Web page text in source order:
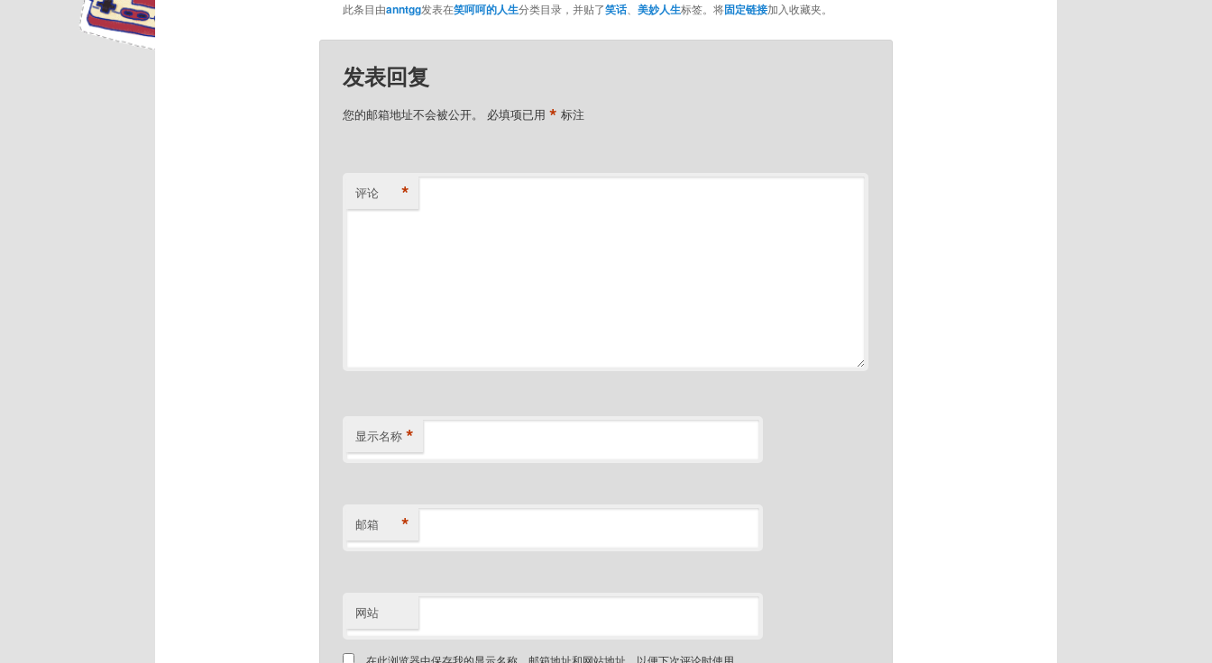
此条目由anntgg发表在笑呵呵的人生分类目录，并贴了笑话、 美妙人生标签。将固定链接加入收藏夹。
发表回复
您的邮箱地址不会被公开。 必填项已用 * 标注
评论 *
显示名称 *
邮箱 *
网站
在此浏览器中保存我的显示名称、邮箱地址和网站地址，以便下次评论时使用。